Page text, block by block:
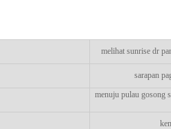
melihat sunrise dr
sarapan
menuju pulau gosong